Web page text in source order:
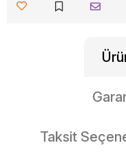
Taksit